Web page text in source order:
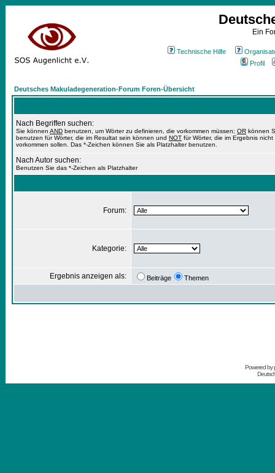
Ein
Technische Hilfe
Profil
Deutsches Makuladegeneration-Forum Foren-Übersicht
Nach Begriffen suchen:
Sie können AND benutzen, um Wörter zu definieren, die vorkommen müssen; OR können
benutzen für Wörter, die im Resultat sein können und NOT für Wörter, die im Ergebnis nicht
vorkommen sollen. Das *-Zeichen können Sie als Platzhalter benutzen.
Nach Autor suchen:
Benutzen Sie das *-Zeichen als Platzhalter
Forum:
Kategorie:
Ergebnis anzeigen als: Beiträge Themen
Powered by